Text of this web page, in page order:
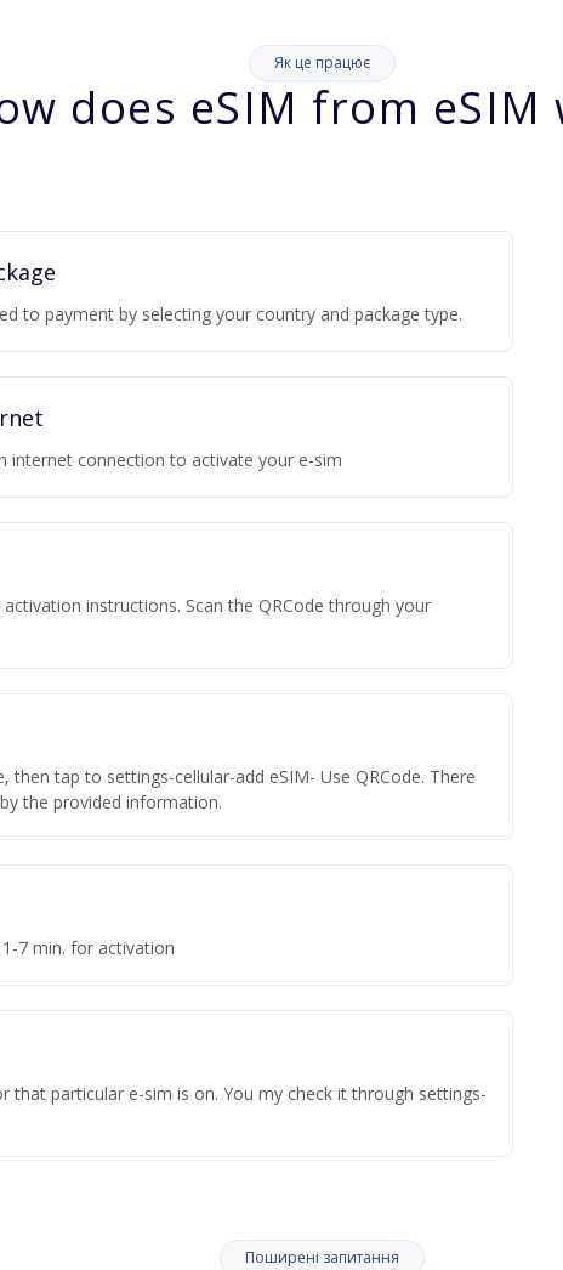
Як це працює
does eSIM from eSIM
to payment by selecting your country and package type.
internet connection to activate your e-sim
instructions. Scan the QRCode through your
then tap to settings-cellular-add eSIM- Use QRCode. There
the provided information.
7 min. for activation
particular e-sim is on. You my check it through settings-
Поширені запитання